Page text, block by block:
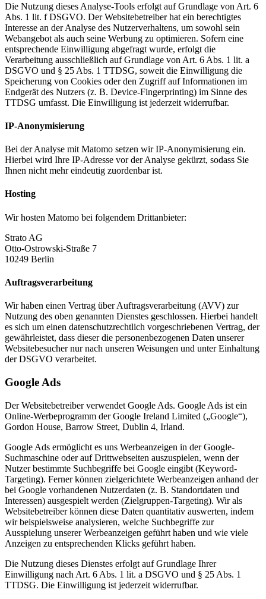
Die Nutzung dieses Analyse-Tools erfolgt auf Grundlage von Art. 6
Abs. 1 lit. f DSGVO. Der Websitebetreiber hat ein berechtigtes
Interesse an der Analyse des Nutzerverhaltens, um sowohl sein
Webangebot als auch seine Werbung zu optimieren. Sofern eine
entsprechende Einwilligung abgefragt wurde, erfolgt die
Verarbeitung ausschließlich auf Grundlage von Art. 6 Abs. 1 lit. a
DSGVO und § 25 Abs. 1 TTDSG, soweit die Einwilligung die
Speicherung von Cookies oder den Zugriff auf Informationen im
Endgerät des Nutzers (z. B. Device-Fingerprinting) im Sinne des
TTDSG umfasst. Die Einwilligung ist jederzeit widerrufbar.
IP-Anonymisierung
Bei der Analyse mit Matomo setzen wir IP-Anonymisierung ein.
Hierbei wird Ihre IP-Adresse vor der Analyse gekürzt, sodass Sie
Ihnen nicht mehr eindeutig zuordenbar ist.
Hosting
Wir hosten Matomo bei folgendem Drittanbieter:
Strato AG
Otto-Ostrowski-Straße 7
10249 Berlin
Auftragsverarbeitung
Wir haben einen Vertrag über Auftragsverarbeitung (AVV) zur
Nutzung des oben genannten Dienstes geschlossen. Hierbei handelt
es sich um einen datenschutzrechtlich vorgeschriebenen Vertrag, der
gewährleistet, dass dieser die personenbezogenen Daten unserer
Websitebesucher nur nach unseren Weisungen und unter Einhaltung
der DSGVO verarbeitet.
Google Ads
Der Websitebetreiber verwendet Google Ads. Google Ads ist ein
Online-Werbeprogramm der Google Ireland Limited („Google“),
Gordon House, Barrow Street, Dublin 4, Irland.
Google Ads ermöglicht es uns Werbeanzeigen in der Google-
Suchmaschine oder auf Drittwebseiten auszuspielen, wenn der
Nutzer bestimmte Suchbegriffe bei Google eingibt (Keyword-
Targeting). Ferner können zielgerichtete Werbeanzeigen anhand der
bei Google vorhandenen Nutzerdaten (z. B. Standortdaten und
Interessen) ausgespielt werden (Zielgruppen-Targeting). Wir als
Websitebetreiber können diese Daten quantitativ auswerten, indem
wir beispielsweise analysieren, welche Suchbegriffe zur
Ausspielung unserer Werbeanzeigen geführt haben und wie viele
Anzeigen zu entsprechenden Klicks geführt haben.
Die Nutzung dieses Dienstes erfolgt auf Grundlage Ihrer
Einwilligung nach Art. 6 Abs. 1 lit. a DSGVO und § 25 Abs. 1
TTDSG. Die Einwilligung ist jederzeit widerrufbar.